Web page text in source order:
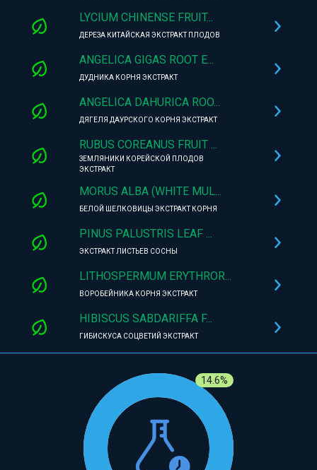
LYCIUM CHINENSE FRUIT...
ДЕРЕЗА КИТАЙСКАЯ ЭКСТРАКТ ПЛОДОВ
ANGELICA GIGAS ROOT E...
ДУДНИКА КОРНЯ ЭКСТРАКТ
ANGELICA DAHURICA ROO...
ДЯГЕЛЯ ДАУРСКОГО КОРНЯ ЭКСТРАКТ
RUBUS COREANUS FRUIT ...
ЗЕМЛЯНИКИ КОРЕЙСКОЙ ПЛОДОВ
ЭКСТРАКТ
MORUS ALBA (WHITE MUL...
БЕЛОЙ ШЕЛКОВИЦЫ ЭКСТРАКТ КОРНЯ
PINUS PALUSTRIS LEAF ...
ЭКСТРАКТ ЛИСТЬЕВ СОСНЫ
LITHOSPERMUM ERYTHROR...
ВОРОБЕЙНИКА КОРНЯ ЭКСТРАКТ
HIBISCUS SABDARIFFA F...
ГИБИСКУСА СОЦВЕТИЙ ЭКСТРАКТ
14.6%